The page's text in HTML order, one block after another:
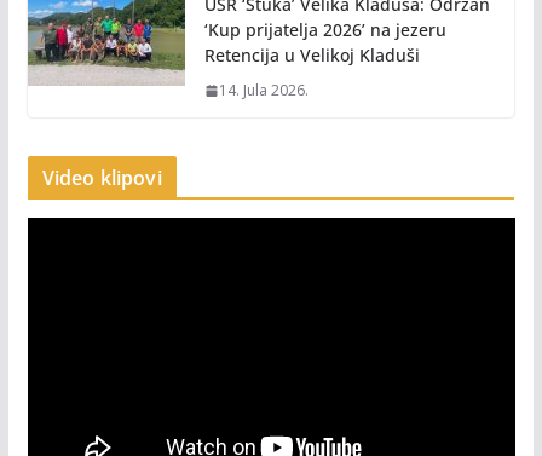
‘Kup prijatelja 2026’ na jezeru
Retencija u Velikoj Kladuši
14. Jula 2026.
Video klipovi